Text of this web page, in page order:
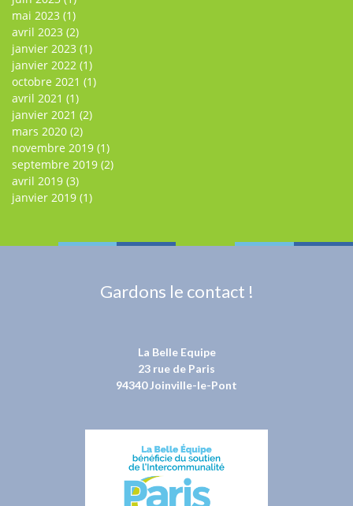
mai 2023 (1)
avril 2023 (2)
janvier 2023 (1)
janvier 2022 (1)
octobre 2021 (1)
avril 2021 (1)
janvier 2021 (2)
mars 2020 (2)
novembre 2019 (1)
septembre 2019 (2)
avril 2019 (3)
janvier 2019 (1)
Gardons le contact !
La Belle Equipe
23 rue de Paris
94340 Joinville-le-Pont